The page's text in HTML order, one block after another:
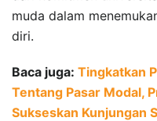
muda dalam
diri.
Baca juga: Tingkatkan
Tentang Pasar Modal,
Sukseskan Kunjungan